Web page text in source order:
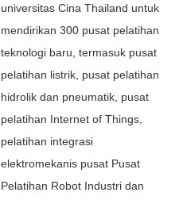
universitas Cina Thailand untuk
mendirikan 300 pusat pelatihan
teknologi baru, termasuk pusat
pelatihan listrik, pusat pelatihan
hidrolik dan pneumatik, pusat
pelatihan Internet of Things,
pelatihan integrasi
elektromekanis pusat Pusat
Pelatihan Robot Industri dan